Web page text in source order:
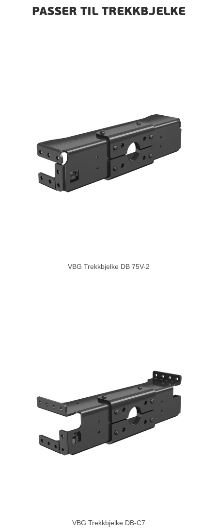
PASSER TIL TREKKBJELKE
VBG Trekkbjelke DB 75V-2
VBG Trekkbjelke DB-C7